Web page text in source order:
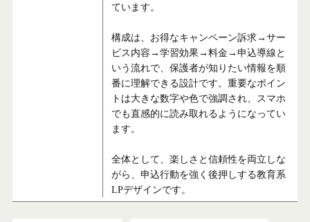
ています。
構成は、お得なキャンペーン訴求→サー
ビス内容→学習効果→料金→申込導線と
いう流れで、保護者が知りたい情報を順
番に理解できる設計です。重要なポイン
トは大きな数字や色で強調され、スマホ
でも直感的に読み取れるようになってい
ます。
全体として、楽しさと信頼性を両立しな
がら、申込行動を強く後押しする教育系
LPデザインです。